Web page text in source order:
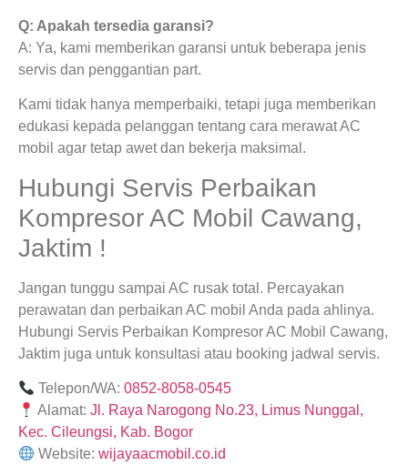
Q: Apakah tersedia garansi?
A: Ya, kami memberikan garansi untuk beberapa jenis
servis dan penggantian part.
Kami tidak hanya memperbaiki, tetapi juga memberikan
edukasi kepada pelanggan tentang cara merawat AC
mobil agar tetap awet dan bekerja maksimal.
Hubungi Servis Perbaikan
Kompresor AC Mobil Cawang,
Jaktim !
Jangan tunggu sampai AC rusak total. Percayakan
perawatan dan perbaikan AC mobil Anda pada ahlinya.
Hubungi Servis Perbaikan Kompresor AC Mobil Cawang,
Jaktim juga untuk konsultasi atau booking jadwal servis.
Telepon/WA:0852-8058-0545
Alamat:Jl. Raya Narogong No.23, Limus Nunggal,
Kec. Cileungsi, Kab. Bogor
Website:wijayaacmobil.co.id